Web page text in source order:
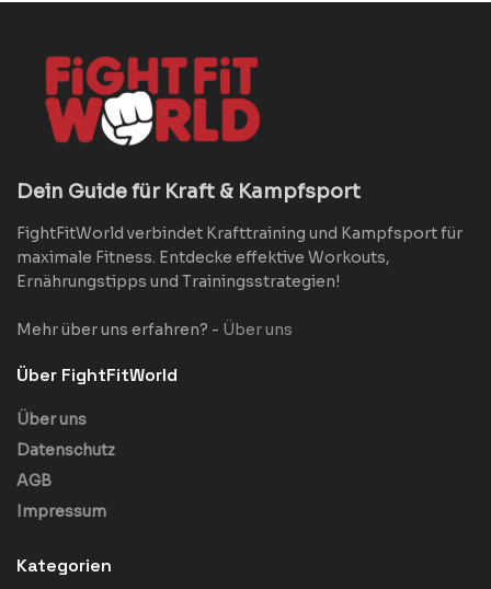
Dein Guide für Kraft & Kampfsport
FightFitWorld verbindet Krafttraining und Kampfsport für
maximale Fitness. Entdecke effektive Workouts,
Ernährungstipps und Trainingsstrategien!
Mehr über uns erfahren? - Über uns
Über FightFitWorld
Über uns
Datenschutz
AGB
Impressum
Kategorien